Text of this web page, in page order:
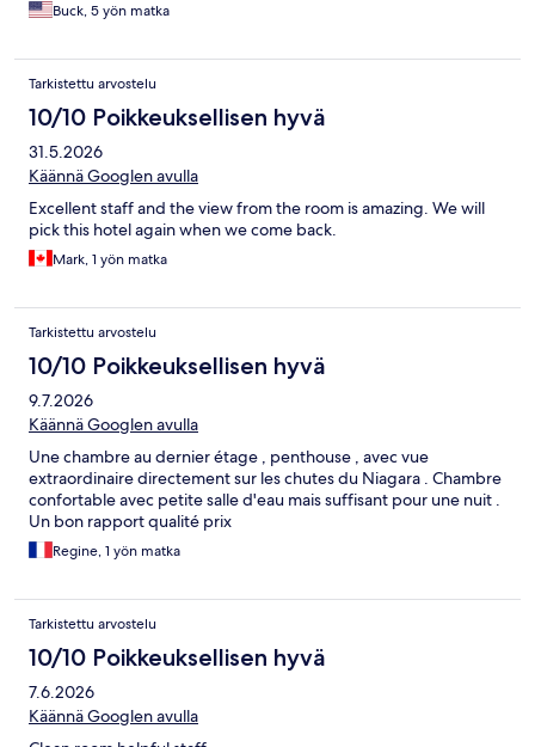
Buck, 5 yön matka
Tarkistettu arvostelu
10/10 Poikkeuksellisen hyvä
31.5.2026
Käännä Googlen avulla
Excellent staff and the view from the room is amazing. We will
pick this hotel again when we come back.
Mark, 1 yön matka
Tarkistettu arvostelu
10/10 Poikkeuksellisen hyvä
9.7.2026
Käännä Googlen avulla
Une chambre au dernier étage , penthouse , avec vue
extraordinaire directement sur les chutes du Niagara . Chambre
confortable avec petite salle d'eau mais suffisant pour une nuit .
Un bon rapport qualité prix
Regine, 1 yön matka
Tarkistettu arvostelu
10/10 Poikkeuksellisen hyvä
7.6.2026
Käännä Googlen avulla